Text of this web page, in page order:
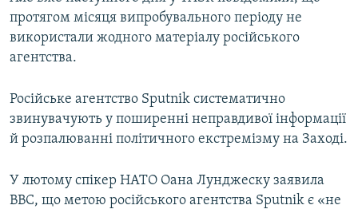
протягом місяця випробувального періоду не
використали жодного матеріалу російського
агентства.
Російське агентство Sputnik систематично
звинувачують у поширенні неправдивої інформації
й розпалюванні політичного екстремізму на Заході.
У лютому спікер НАТО Оана Лунджеску заявила
BBC, що метою російського агентства Sputnik є «не